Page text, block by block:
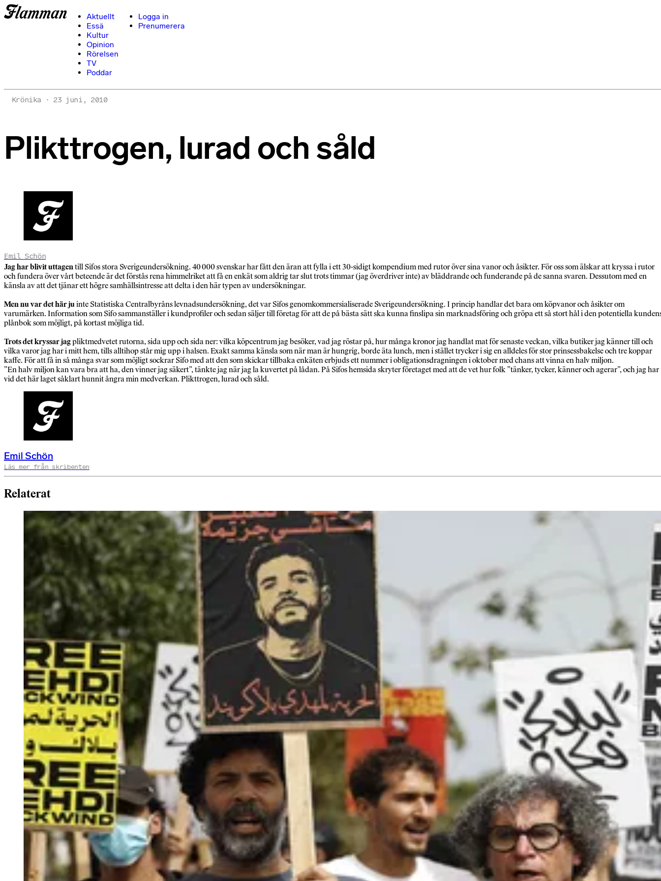
Aktuellt
Essä
Kultur
Opinion
Rörelsen
TV
Poddar
Logga in
Prenumerera
Krönika 23 juni, 2010
Plikttrogen, lurad och såld
Emil Schön
Jag har blivit uttagentill Sifos stora Sverigeundersökning. 40 000 svenskar har fått den äran att fylla i ett 30-sidigt kompendium med rutor över sina vanor och åsikter. För oss som älskar att kryssa i rutor
och fundera över vårt beteende är det förstås rena himmelriket att få en enkät som aldrig tar slut trots timmar (jag överdriver inte) av bläddrande och funderande på de sanna svaren. Dessutom med en
känsla av att det tjänar ett högre samhällsintresse att delta i den här typen av undersökningar.
Men nu var det här juinte Statistiska Centralbyråns levnadsundersökning, det var Sifos genomkommersialiserade Sverigeundersökning. I princip handlar det bara om köpvanor och åsikter om
varumärken. Information som Sifo sammanställer i kundprofiler och sedan säljer till företag för att de på bästa sätt ska kunna finslipa sin marknadsföring och gröpa ett så stort hål i den potentiella
plånbok som möjligt, på kortast möjliga tid.
Trots det kryssar jagpliktmedvetet rutorna, sida upp och sida ner: vilka köpcentrum jag besöker, vad jag röstar på, hur många kronor jag handlat mat för senaste veckan, vilka butiker jag känner till och
vilka varor jag har i mitt hem, tills alltihop står mig upp i halsen. Exakt samma känsla som när man är hungrig, borde äta lunch, men i stället trycker i sig en alldeles för stor prinsessbakelse och tre koppar
kaffe. För att få in så många svar som möjligt sockrar Sifo med att den som skickar tillbaka enkäten erbjuds ett nummer i obligationsdragningen i oktober med chans att vinna en halv miljon.
”En halv miljon kan vara bra att ha, den vinner jag säkert”, tänkte jag när jag la kuvertet på lådan. På Sifos hemsida skryter företaget med att de vet hur folk ”tänker, tycker, känner och agerar”, och jag har
vid det här laget såklart hunnit ångra min medverkan. Plikttrogen, lurad och såld.
Emil Schön
Läs mer från skribenten
Relaterat